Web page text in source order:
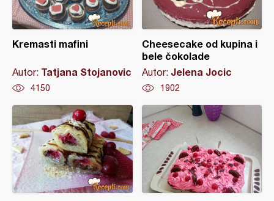
Kremasti mafini
Autor: Tatjana Stojanovic
4150
Cheesecake od kupina i
bele čokolade
Autor: Jelena Jocic
1902